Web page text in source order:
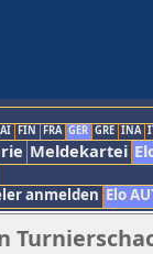
FIN FRA GER GRE INA
Meldekartei
anmelden Elo